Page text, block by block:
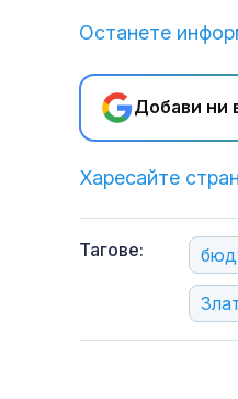
Останете
Добави ни
Харесайте
Тагове: